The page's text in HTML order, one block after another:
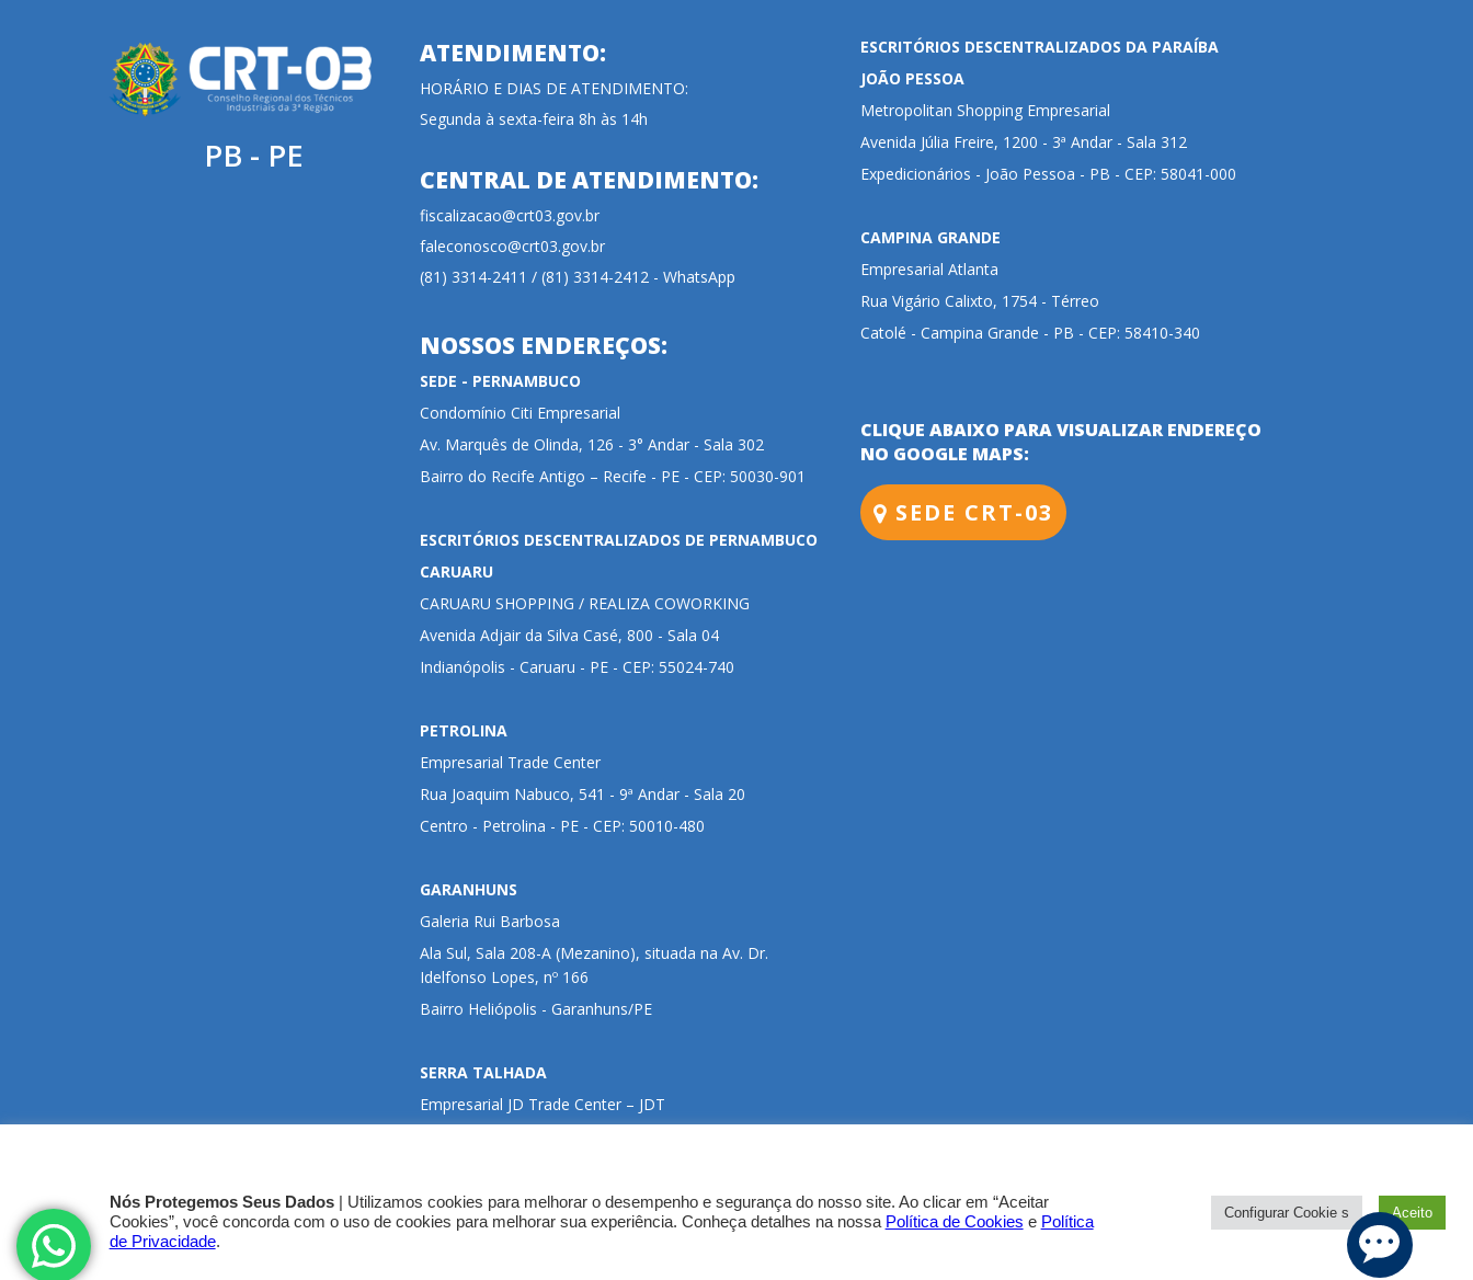
PB - PE
ATENDIMENTO:
HORÁRIO E DIAS DE ATENDIMENTO:
Segunda à sexta-feira 8h às 14h
CENTRAL DE ATENDIMENTO:
fiscalizacao@crt03.gov.br
faleconosco@crt03.gov.br
(81) 3314-2411 / (81) 3314-2412 - WhatsApp
NOSSOS ENDEREÇOS:
SEDE - PERNAMBUCO
Condomínio Citi Empresarial
Av. Marquês de Olinda, 126 - 3° Andar - Sala 302
Bairro do Recife Antigo – Recife - PE - CEP: 50030-901
ESCRITÓRIOS DESCENTRALIZADOS DE PERNAMBUCO
CARUARU
CARUARU SHOPPING / REALIZA COWORKING
Avenida Adjair da Silva Casé, 800 - Sala 04
Indianópolis - Caruaru - PE - CEP: 55024-740
PETROLINA
Empresarial Trade Center
Rua Joaquim Nabuco, 541 - 9ª Andar - Sala 20
Centro - Petrolina - PE - CEP: 50010-480
GARANHUNS
Galeria Rui Barbosa
Ala Sul, Sala 208-A (Mezanino), situada na Av. Dr.
Idelfonso Lopes, nº 166
Bairro Heliópolis - Garanhuns/PE
SERRA TALHADA
Empresarial JD Trade Center – JDT
da Penha – Serra Talhada/PE
ESCRITÓRIOS DESCENTRALIZADOS DA PARAÍBA
JOÃO PESSOA
Metropolitan Shopping Empresarial
Avenida Júlia Freire, 1200 - 3ª Andar - Sala 312
Expedicionários - João Pessoa - PB - CEP: 58041-000
CAMPINA GRANDE
Empresarial Atlanta
Rua Vigário Calixto, 1754 - Térreo
Catolé - Campina Grande - PB - CEP: 58410-340
CLIQUE ABAIXO PARA VISUALIZAR ENDEREÇO
NO GOOGLE MAPS:
SEDE CRT-03
Nós Protegemos Seus Dados| Utilizamos cookies para melhorar o desempenho e segurança do nosso site. Ao clicar em “Aceitar
Cookies”, você concorda com o uso de cookies para melhorar sua experiência. Conheça detalhes na nossa Política de Cookies e Política
de Privacidade.
Configurar Cookie s Aceito